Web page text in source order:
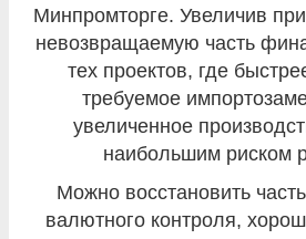
Минпромторге. Увеличив
невозвращаемую часть
тех проектов, где
требуемое
увеличенное
наибольшим риском
Можно восстановить
валютного контроля,